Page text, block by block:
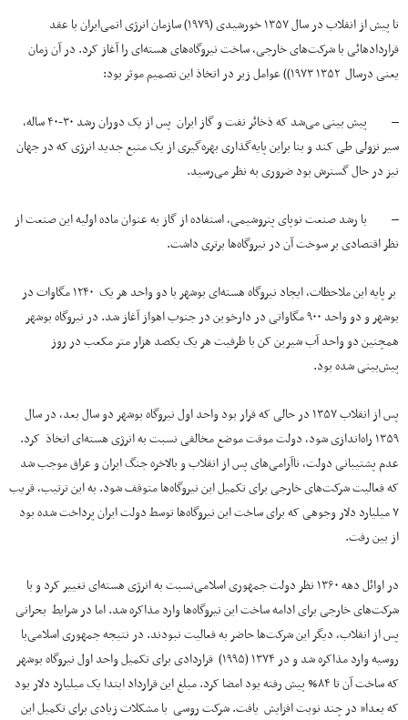
تا پیش از انقلاب در سال ۱۳۵۷ خورشیدی (۱۹۷۹) سازمان انرژی اتمی‌ایران با عقد
قراردادهائی با شرکت‌های خارجی، ساخت نیروگاه‌های هسته‌ای را آغاز کرد. در آن زمان
یعنی درسال ۱۳۵۲ ۱۹۷۳)) عوامل زیر در اتخاذ این تصمیم موثر بود:
– پیش بینی می‌شد که ذخائر نفت و گاز ایران پس از یک دوران رشد ۳۰-۴۰ ساله،
سیر نزولی طی کند و بنا براین پایه‌گذاری بهره‌گیری از یک منبع جدید انرژی که در جهان
نیز در حال گسترش بود ضروری به نظر می‌رسید.
– با رشد صنعت نوپای پتروشیمی، استفاده از گاز به عنوان ماده اولیه این صنعت از
نظر اقتصادی بر سوخت آن در نیروگاه‌ها برتری داشت.
بر پایه این ملاحظات، ایجاد نیروگاه هسته‌ای بوشهر با دو واحد هر یک ۱۲۴۰ مگاوات در
بوشهر و دو واحد ۹۰۰ مگاواتی در دارخوین در جنوب اهواز آغاز شد. در نیروگاه بوشهر
همچنین دو واحد آب شیرین کن با ظرفیت هر یک یکصد هزار متر مکعب در روز
پیش‌بینی شده بود.
پس از انقلاب ۱۳۵۷ در حالی که قرار بود واحد اول نیروگاه بوشهر دو سال بعد، در سال
۱۳۵۹ راه‌اندازی شود، دولت موقت موضع مخالفی نسبت به انرژی هسته‌ای اتخاذ کرد.
عدم پشتیبانی دولت، ناآرامی‌های پس از انقلاب و بالاخره جنگ ایران و عراق موجب شد
که فعالیت شرکت‌های خارجی برای تکمیل این نیروگاه‌ها متوقف شود. به این ترتیب، قریب
۷ میلیارد دلار وجوهی که برای ساخت این نیروگاه‌ها توسط دولت ایران پرداخت شده بود
از بین رفت.
در اوائل دهه ۱۳۶۰ نظر دولت جمهوری اسلامی‌نسبت به انرژی هسته‌ای تغییر کرد و با
شرکت‌های خارجی برای ادامه ساخت این نیروگاه‌ها وارد مذاکره شد. اما در شرایط بحرانی
پس از انقلاب، دیگر این شرکت‌ها حاضر به فعالیت نبودند. در نتیجه جمهوری اسلامی‌با
روسیه وارد مذاکره شد و در ۱۳۷۴ (۱۹۹۵) قراردادی برای تکمیل واحد اول نیروگاه بوشهر
که ساخت آن تا ۸۴% پیش رفته بود امضا کرد. مبلغ این قرارداد ابتدا یک میلیارد دلار بود
که بعدا” در چند نوبت افزایش یافت. شرکت روسی با مشکلات زیادی برای تکمیل این